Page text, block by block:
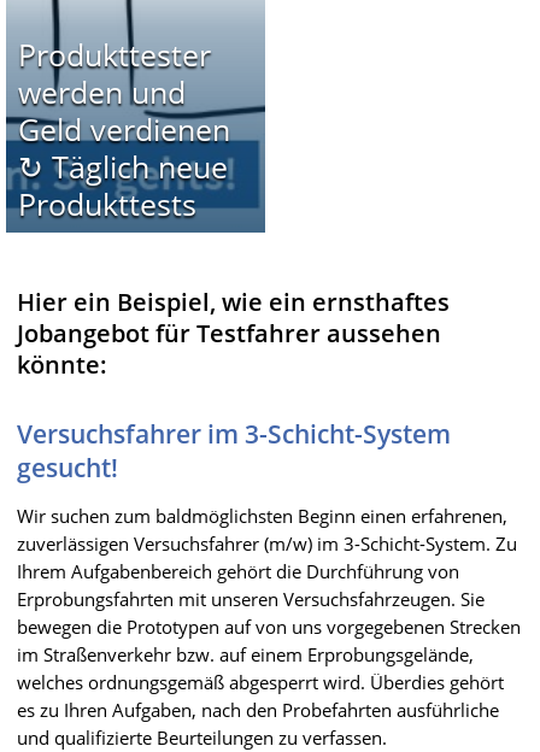
Produkttester
werden und
Geld verdienen
↻ Täglich neue
Produkttests
Hier ein Beispiel, wie ein ernsthaftes
Jobangebot für Testfahrer aussehen
könnte:
Versuchsfahrer im 3-Schicht-System
gesucht!
Wir suchen zum baldmöglichsten Beginn einen erfahrenen,
zuverlässigen Versuchsfahrer (m/w) im 3-Schicht-System. Zu
Ihrem Aufgabenbereich gehört die Durchführung von
Erprobungsfahrten mit unseren Versuchsfahrzeugen. Sie
bewegen die Prototypen auf von uns vorgegebenen Strecken
im Straßenverkehr bzw. auf einem Erprobungsgelände,
welches ordnungsgemäß abgesperrt wird. Überdies gehört
es zu Ihren Aufgaben, nach den Probefahrten ausführliche
und qualifizierte Beurteilungen zu verfassen.